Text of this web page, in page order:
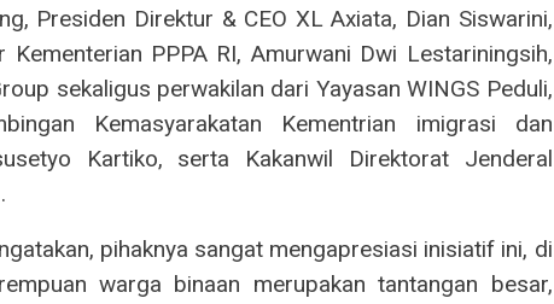
Presiden Direktur & CEO XL Axiata, Dian Siswarini,
Kementerian PPPA RI, Amurwani Dwi Lestariningsih,
sekaligus perwakilan dari Yayasan WINGS Peduli,
Kemasyarakatan Kementrian imigrasi dan
Kartiko, serta Kakanwil Direktorat Jenderal
pihaknya sangat mengapresiasi inisiatif ini, di
warga binaan merupakan tantangan besar,